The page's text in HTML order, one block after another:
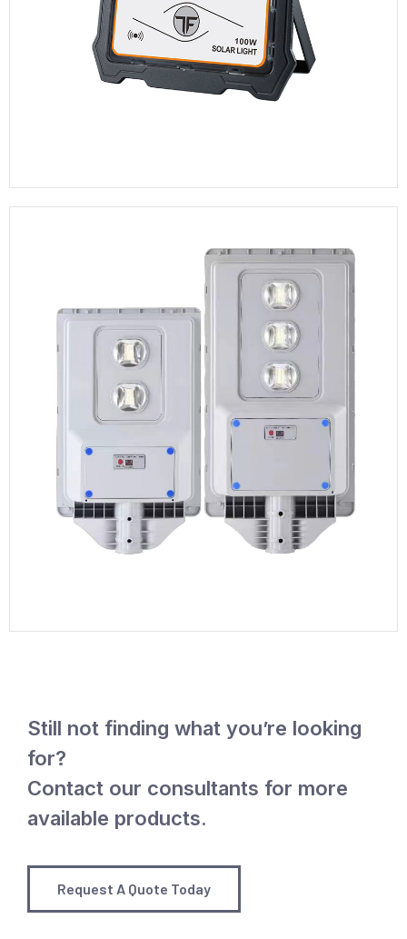
Still not finding what you’re looking
for?
Contact our consultants for more
available products.
Request A Quote Today